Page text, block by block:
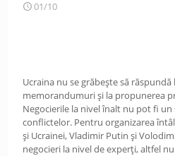
01/10
Ucraina nu se grăbește să
memorandumuri și la propunerea
Negocierile la nivel înalt nu pot fi
conflictelor. Pentru organizarea
și Ucrainei, Vladimir Putin și
negocieri la nivel de experți, altfel